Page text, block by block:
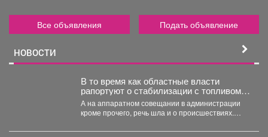
Все объявления Подать объявление
НОВОСТИ
В то время как областные власти
рапортуют о стабилизации с топливом в
Кузбассе, пожарные предупреждают
тех, кто перестраховался и набрал
бензина и дизтоплива впрок.
А на аппаратном совещании в администрации
кроме прочего, речь шла и о происшествиях.